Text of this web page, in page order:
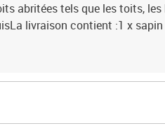
abritées tels que les toits,
livraison contient :1 x sapin